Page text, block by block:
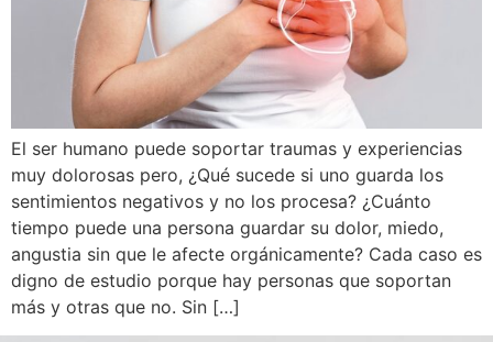
El ser humano puede soportar traumas y experiencias
muy dolorosas pero, ¿Qué sucede si uno guarda los
sentimientos negativos y no los procesa? ¿Cuánto
tiempo puede una persona guardar su dolor, miedo,
angustia sin que le afecte orgánicamente? Cada caso es
digno de estudio porque hay personas que soportan
más y otras que no. Sin […]